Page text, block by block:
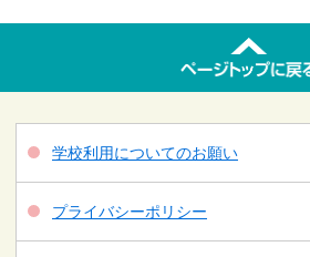
学校利用についてのお願い
プライバシーポリシー